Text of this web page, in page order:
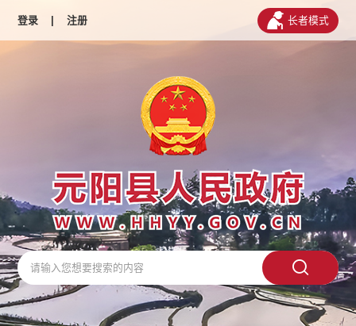
登录 | 注册 长者模式